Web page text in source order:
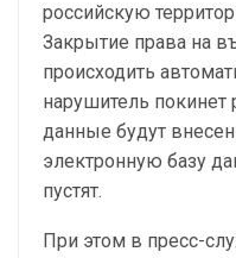
российскую
Закрытие права на
происходить
нарушитель покинет
данные будут
электронную базу
пустят.
При этом в пресс-